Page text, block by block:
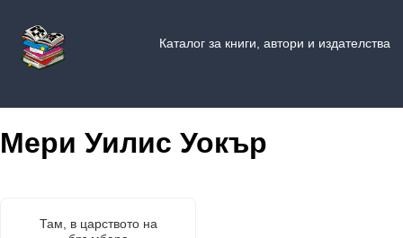
Каталог за книги, автори и издателства
Мери Уилис Уокър
Там, в царството на